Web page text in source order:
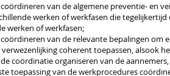
van de algemene preventie- en
werken of werkfasen die tegelijkertijd
werken of werkfasen;
van de relevante bepalingen om
coherenttoepassen, alsook
coördinatie organiseren van de aannemers,
toepassing van de werkprocedures